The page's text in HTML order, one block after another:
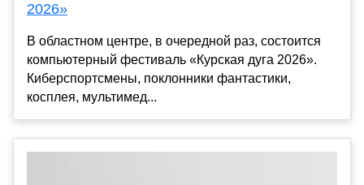
2026»
В областном центре, в очередной раз, состоится
компьютерный фестиваль «Курская дуга 2026».
Киберспортсмены, поклонники фантастики,
косплея, мультимед...